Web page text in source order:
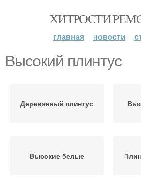
ХИТРОСТИ
главная новости
Высокий плинтус
Деревянный плинтус
Высокие белые